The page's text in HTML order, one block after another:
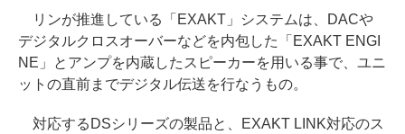
リンが推進している「EXAKT」システムは、DACや
デジタルクロスオーバーなどを内包した「EXAKT ENGI
NE」とアンプを内蔵したスピーカーを用いる事で、ユニ
ットの直前までデジタル伝送を行なうもの。
対応するDSシリーズの製品と、EXAKT LINK対応のス